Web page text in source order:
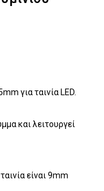
για ταινία LED.
και λειτουργεί
είναι 9mm